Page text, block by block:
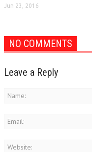
Jun 23, 2016
NO COMMENTS
Leave a Reply